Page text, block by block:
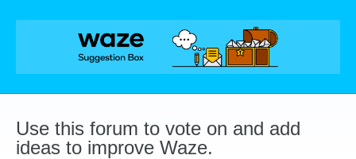
Skip
Use this forum to vote on and add
ideas to improve Waze.